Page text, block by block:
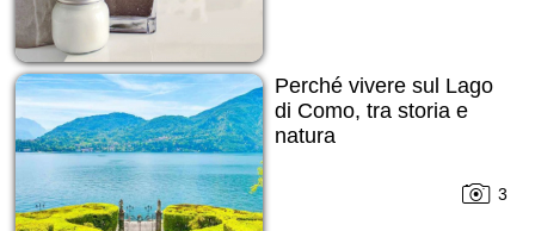
Perché vivere sul Lago
di Como, tra storia e
natura
3